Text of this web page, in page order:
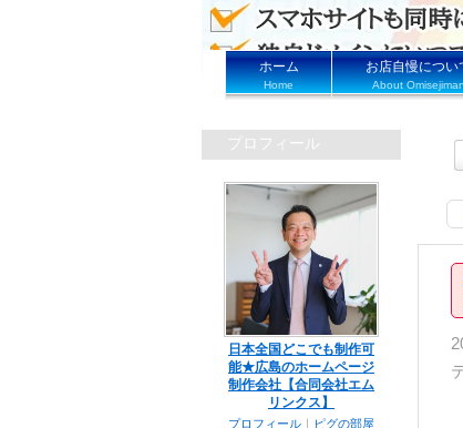
プロフィール
日本全国どこでも制作可
能★広島のホームページ
制作会社【合同会社エム
リンクス】
プロフィール ｜ ピグの部屋
ホーム
Home
お店自慢につい
About